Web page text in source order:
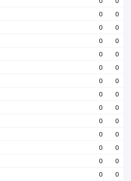
0
0
0
0
0
0
0
0
0
0
0
0
0
0
0
0
0
0
0
0
0
0
0
0
0
0